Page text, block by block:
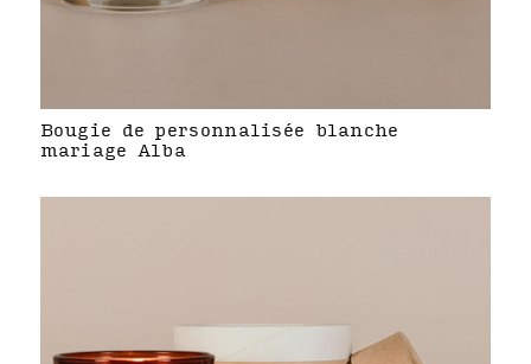
Bougie de personnalisée blanche
mariage Alba